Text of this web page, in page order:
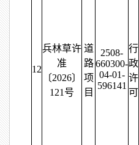
12
兵林草许
准
〔2026〕
121号
道
路
项
目
2508-
660300-
04-01-
596141
行
政
许
可